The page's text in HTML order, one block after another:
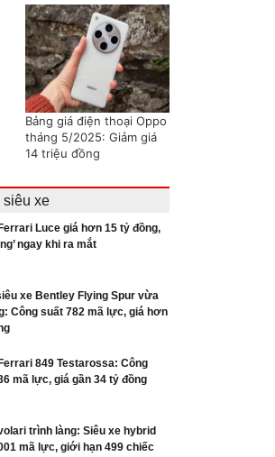
Bảng giá điện thoại Oppo
tháng 5/2025: Giảm giá
14 triệu đồng
siêu xe
Luce giá hơn 15 tỷ đồng,
ngay khi ra mắt
xe Bentley Flying Spur vừa
Công suất 782 mã lực, giá hơn
849 Testarossa: Công
mã lực, giá gần 34 tỷ đồng
trình làng: Siêu xe hybrid
mã lực, giới hạn 499 chiếc